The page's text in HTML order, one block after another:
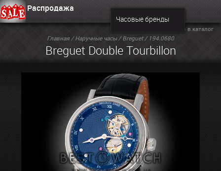
Распродажа
Часовые бренды
Главная /Наручные часы/Breguet/ 194.0680
Breguet Double Tourbillon
Вернуться в каталог